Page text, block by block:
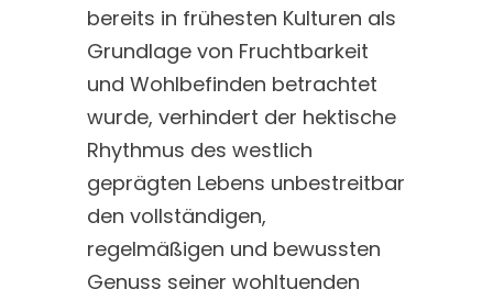
bereits in frühesten Kulturen als
Grundlage von Fruchtbarkeit
und Wohlbefinden betrachtet
wurde, verhindert der hektische
Rhythmus des westlich
geprägten Lebens unbestreitbar
den vollständigen,
regelmäßigen und bewussten
Genuss seiner wohltuenden